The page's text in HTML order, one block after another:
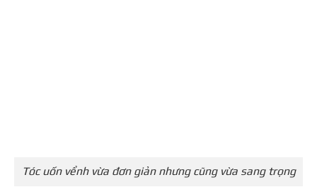
Tóc uốn vểnh vừa đơn giản nhưng cũng vừa sang trọng